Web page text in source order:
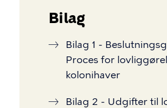
Bilag
Bilag 1 -
Proces for
kolonihaver
Bilag 2 - Udgifter til